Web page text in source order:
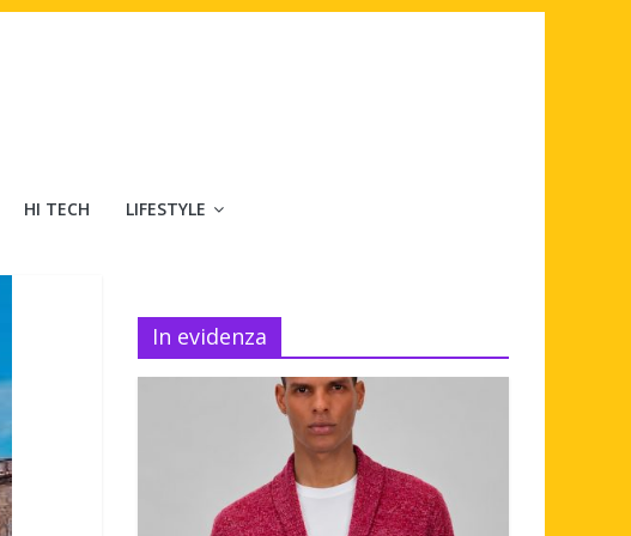
HI TECH LIFESTYLE
In evidenza